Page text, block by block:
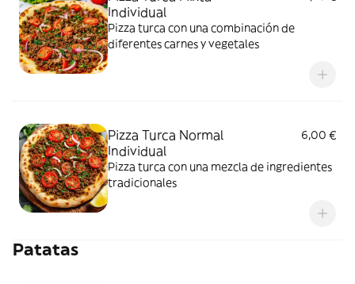
Individual
Pizza turca con una combinación de
diferentes carnes y vegetales
Pizza Turca Normal
Individual
6,00 €
Pizza turca con una mezcla de ingredientes
tradicionales
Patatas